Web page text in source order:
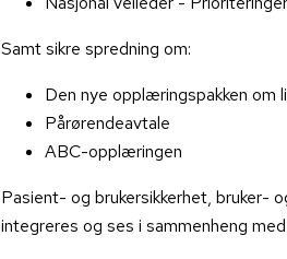
Samt sikre spredning om:
Den nye opplæringspakken om
Pårørendeavtale
ABC-opplæringen
Pasient- og brukersikkerhet, bruker-
integreres og ses i sammenheng